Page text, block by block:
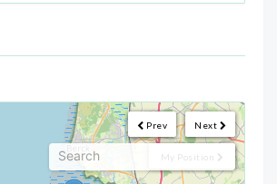
Next
Prev
My Position